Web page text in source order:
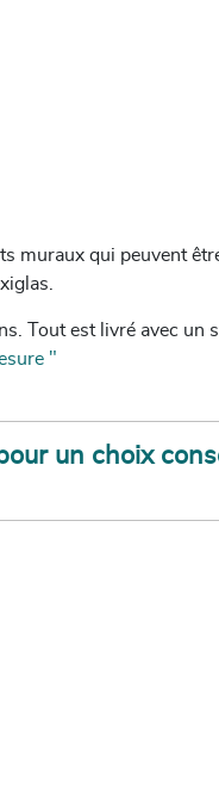
muraux qui peuvent
Tout est livré avec
"
our un choix